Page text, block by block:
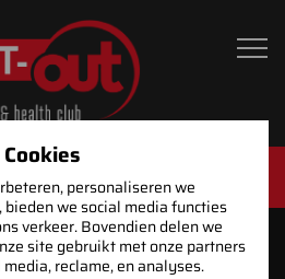
🤝
post 2
1, 2022
personaliseren we
we social media functies
verkeer. Bovendien delen we
site gebruikt met onze partners
reclame, en analyses.